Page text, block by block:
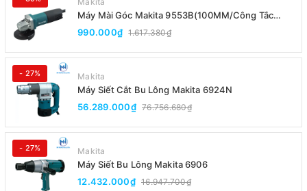
Máy Mài Góc Makita 9553B(100MM/Công Tắc
Đuôi)
990.000₫ 1.617.380₫
- 27% Makita
Máy Siết Cắt Bu Lông Makita 6924N
56.289.000₫ 76.756.680₫
- 27% Makita
Máy Siết Bu Lông Makita 6906
12.432.000₫ 16.947.700₫